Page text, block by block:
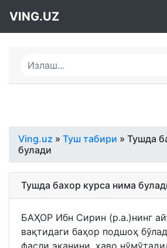
VING.UZ
Ving.uz » Туш табири » Тушда
булади
Тушда бахор курса нима
БАҲОР Ибн Сирин (р.а.)нинг
вақтидаги баҳор подшоҳ
фасли эканини, ҳаво